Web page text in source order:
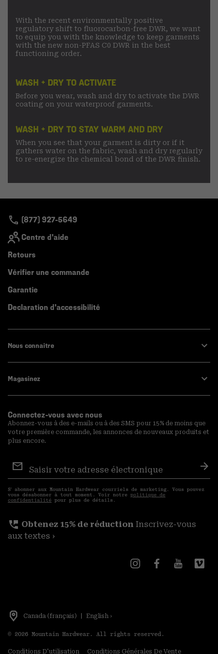
With the recent environmentally positive
regulatory shift to fluorocarbon-free DWR, we want
to equip you with the knowledge to keep garments
with the new non-PFAS C0 DWR in the best
functioning order.
WASH + DRY TO ACTIVATE
Before you wear, wash and dry to activate the DWR
coating on your waterproof garments.
WASH + DRY TO STAY WARM AND DRY
When you see that your garment is dirty or if it
gathers water on the fabric, wash and dry regularly
to re-energize the chemical bond of the DWR finish.
(877) 927-5649
Centre d'aide
Retours
Vérifier une commande
Garantie
Declaration d'accessibilité
Nous connaitre
Magasinez
Connectez-vous avec nous
Abonnez-vous à des e-mails ou à des SMS pour 15% de moins que
votre première commande, les annonces de nouveaux produits et
plus encore.
aux
courriels
S′ abonner aux Mountain Hardwear courriels de marketing. Vous pouvez
vous désabonner à tout moment. Voir notre politique de
confidentialité pour plus de détails.
perm_phone_msg Obtenez 15% de réduction Inscrivez-vous
aux textes ›
Canada (français) English ›
© 2026 Mountain Hardwear. All rights reserved.
Conditions D'utilisation Conditions Générales De Vente